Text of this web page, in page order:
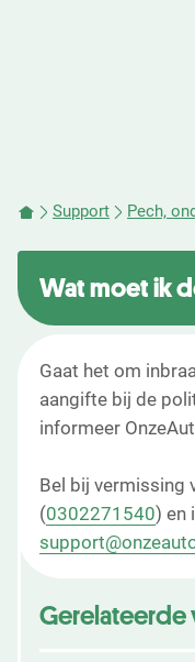
Support Pech,
Wat moet ik
Gaat het om
aangifte bij de
informeer
Bel bij vermissing
(0302271540) en
Gerelateerde